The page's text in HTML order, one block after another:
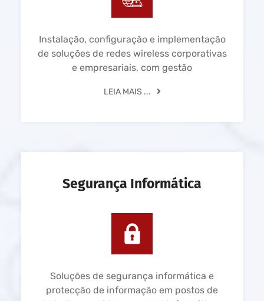
Instalação, configuração e implementação
de soluções de redes wireless corporativas
e empresariais, com gestão
LEIA MAIS ...
Segurança Informática
Soluções de segurança informática e
protecção de informação em postos de